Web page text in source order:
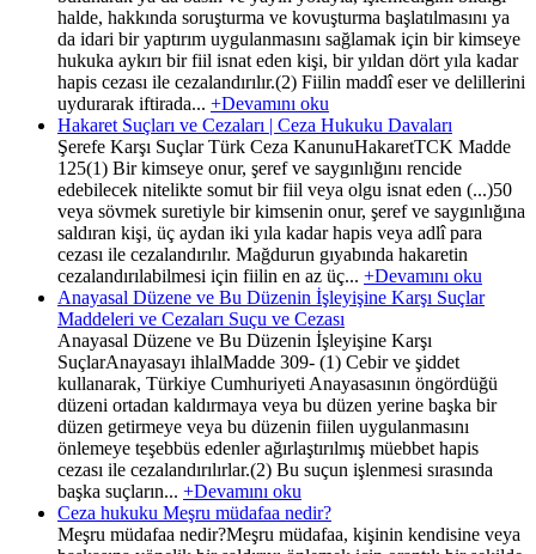
halde, hakkında soruşturma ve kovuşturma başlatılmasını ya
da idari bir yaptırım uygulanmasını sağlamak için bir kimseye
hukuka aykırı bir fiil isnat eden kişi, bir yıldan dört yıla kadar
hapis cezası ile cezalandırılır.(2) Fiilin maddî eser ve delillerini
uydurarak iftirada... +Devamını oku
Hakaret Suçları ve Cezaları | Ceza Hukuku Davaları
Şerefe Karşı Suçlar Türk Ceza KanunuHakaretTCK Madde
125(1) Bir kimseye onur, şeref ve saygınlığını rencide
edebilecek nitelikte somut bir fiil veya olgu isnat eden (...)50
veya sövmek suretiyle bir kimsenin onur, şeref ve saygınlığına
saldıran kişi, üç aydan iki yıla kadar hapis veya adlî para
cezası ile cezalandırılır. Mağdurun gıyabında hakaretin
cezalandırılabilmesi için fiilin en az üç... +Devamını oku
Anayasal Düzene ve Bu Düzenin İşleyişine Karşı Suçlar
Maddeleri ve Cezaları Suçu ve Cezası
Anayasal Düzene ve Bu Düzenin İşleyişine Karşı
SuçlarAnayasayı ihlalMadde 309- (1) Cebir ve şiddet
kullanarak, Türkiye Cumhuriyeti Anayasasının öngördüğü
düzeni ortadan kaldırmaya veya bu düzen yerine başka bir
düzen getirmeye veya bu düzenin fiilen uygulanmasını
önlemeye teşebbüs edenler ağırlaştırılmış müebbet hapis
cezası ile cezalandırılırlar.(2) Bu suçun işlenmesi sırasında
başka suçların... +Devamını oku
Ceza hukuku Meşru müdafaa nedir?
Meşru müdafaa nedir?Meşru müdafaa, kişinin kendisine veya